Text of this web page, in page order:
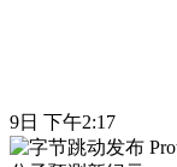
9日 下午2:17